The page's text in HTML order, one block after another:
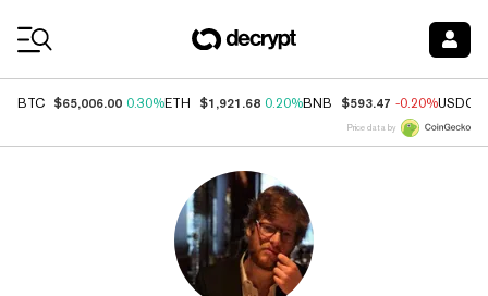
BTC $65,006.00 0.30%ETH $1,921.68 0.20%BNB $593.47 -0.20%USDC
Price data by